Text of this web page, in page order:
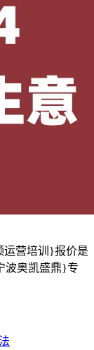
运营培训}报价是
波奥凯盛鼎}专